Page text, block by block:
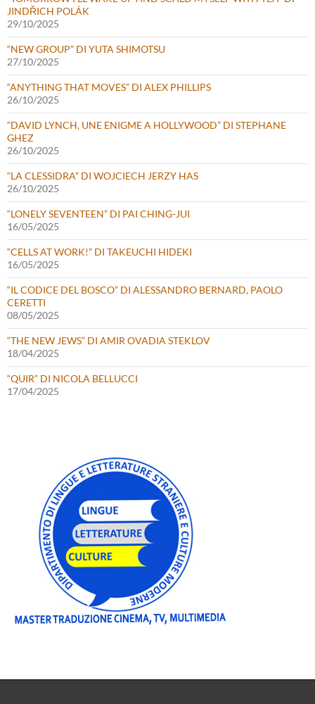
JINDŘICH POLÁK
29/10/2025
“NEW GROUP” DI YUTA SHIMOTSU
27/10/2025
“ANYTHING THAT MOVES” DI ALEX PHILLIPS
26/10/2025
“DAVID LYNCH, UNE ENIGME A HOLLYWOOD” DI STEPHANE
GHEZ
26/10/2025
“LA CLESSIDRA” DI WOJCIECH JERZY HAS
26/10/2025
“LONELY SEVENTEEN” DI PAI CHING-JUI
16/05/2025
“CELLS AT WORK!” DI TAKEUCHI HIDEKI
16/05/2025
“IL CODICE DEL BOSCO” DI ALESSANDRO BERNARD, PAOLO
CERETTI
08/05/2025
“THE NEW JEWS” DI AMIR OVADIA STEKLOV
18/04/2025
“QUIR” DI NICOLA BELLUCCI
17/04/2025